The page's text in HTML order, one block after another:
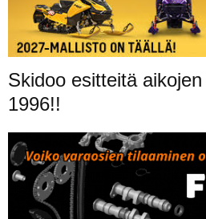
Skidoo esitteitä
1996!!